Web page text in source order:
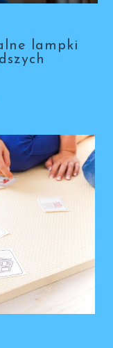
lampki